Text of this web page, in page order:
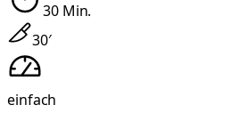
30Min.
30′
einfach